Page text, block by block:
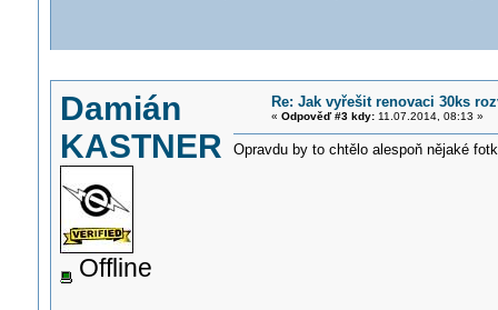
Damián
KASTNER
Offline
Re: Jak vyřešit renovaci 30ks
« Odpověď #3 kdy:11.07.2014, 08:13 »
Opravdu by to chtělo alespoň nějaké